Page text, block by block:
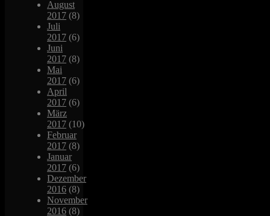
August
2017 (8)
Juli
2017 (6)
Juni
2017 (8)
Mai
2017 (6)
April
2017 (6)
März
2017 (10)
Februar
2017 (8)
Januar
2017 (6)
Dezember
2016 (8)
November
2016 (8)